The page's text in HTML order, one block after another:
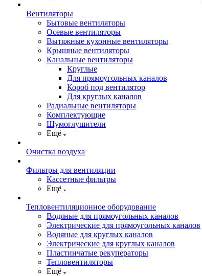
Вентиляторы
Бытовые вентиляторы
Осевые вентиляторы
Вытяжные кухонные вентиляторы
Крышные вентиляторы
Канальные вентиляторы
Круглые
Для прямоугольных каналов
Короб под вентилятор
Для круглых каналов
Радиальные вентиляторы
Комплектующие
Шумоглушители
Ещё
Очистка воздуха
Фильтры для вентиляции
Кассетные фильтры
Ещё
Тепловентиляционное оборудование
Водяные для прямоугольных каналов
Электрические для прямоугольных каналов
Водяные для круглых каналов
Электрические для круглых каналов
Пластинчатые рекуператоры
Тепловентиляторы
Ещё